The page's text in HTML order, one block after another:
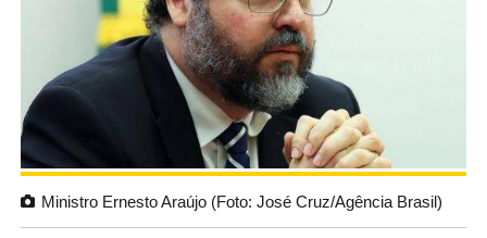
Ministro Ernesto Araújo (Foto: José Cruz/Agência Brasil)